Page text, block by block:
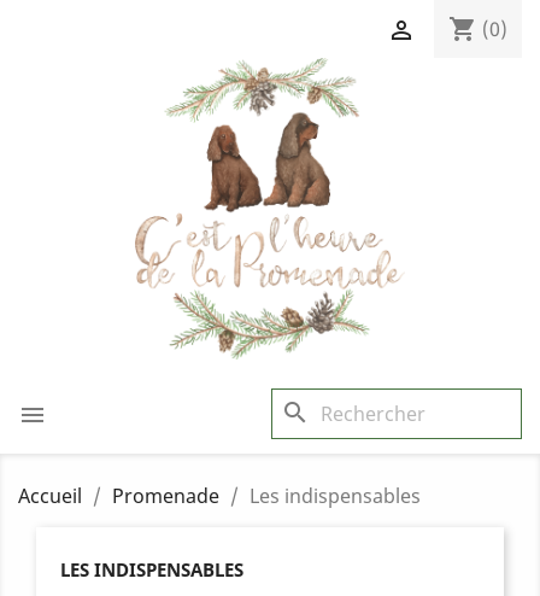
shopping_cart (0)

 search
Accueil Promenade Les indispensables
LES INDISPENSABLES